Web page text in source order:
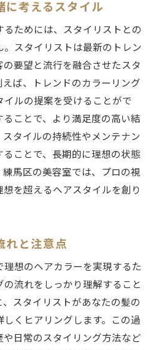
に考えるスタイル
ためには、スタイリストとの
スタイリストは最新のトレン
の要望と流行を融合させたスタ
ば、トレンドのカラーリング
ルの提案を受けることがで
ことで、より満足度の高い結
タイルの持続性やメンテナン
ことで、長期的に理想の状態
馬区の美容室では、プロの視
を超えるヘアスタイルを創り
れと注意点
想のヘアカラーを実現するた
流れをしっかり理解すること
スタイリストがあなたの髪の
くヒアリングします。この過
日常のスタイリング方法など